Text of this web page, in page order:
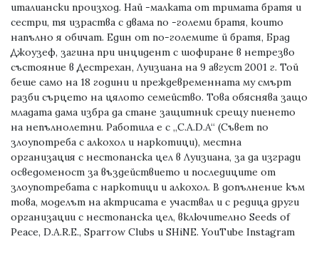
италиански произход. Най -малката от тримата братя и
сестри, тя израства с двама по -големи братя, които
напълно я обичат. Един от по-големите й братя, Брад
Джоузеф, загина при инцидент с шофиране в нетрезво
състояние в Дестрехан, Луизиана на 9 август 2001 г. Той
беше само на 18 години и преждевременната му смърт
разби сърцето на цялото семейство. Това обяснява защо
младата дама избра да стане защитник срещу пиенето
на непълнолетни. Работила е с „C.A.D.A“ (Съвет по
злоупотреба с алкохол и наркотици), местна
организация с нестопанска цел в Луизиана, за да изгради
осведоменост за въздействието и последиците от
злоупотребата с наркотици и алкохол. В допълнение към
това, моделът на актрисата е участвал и с редица други
организации с нестопанска цел, включително Seeds of
Peace, D.A.R.E., Sparrow Clubs и SHiNE. YouTube Instagram